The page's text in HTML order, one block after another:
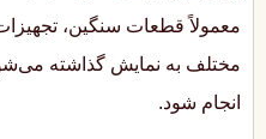
معمولاً قطعات سنگین،
مختلف به نمایش گذاشته
انجام شود.